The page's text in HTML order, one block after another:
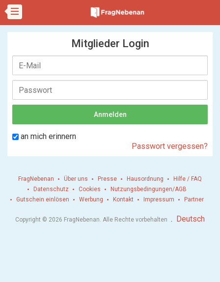
Mitglieder Login
an mich erinnern
Passwort vergessen?
FragNebenan Über uns Presse Hausordnung
Hilfe / FAQ
Datenschutz
Cookies
Nutzungsbedingungen/AGB
Gutschein einlösen
Werbung Kontakt Impressum Partner
Copyright © 2026 FragNebenan. Alle Rechte vorbehalten . Deutsch